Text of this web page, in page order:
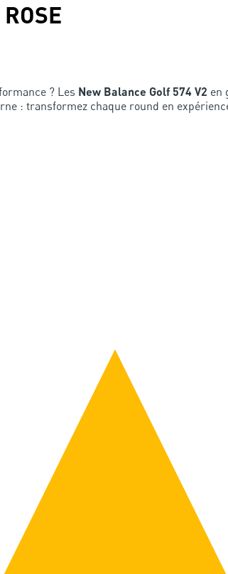
? Les New Balance Golf 574 V2 en
: transformez chaque round en